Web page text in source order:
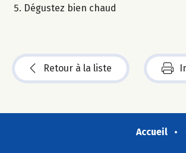
Dégustez bien chaud
Retour à la liste
Accueil